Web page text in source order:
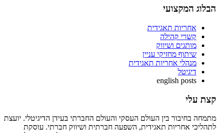
הבלוג המקצועי
אחריות תאגידית
קשרי קהילה
מותגים ושיווק
שיתוף מחזיקי עניין
מנהלי אחריות תאגידית
דיגיטל
english posts
קצת עלי
מתמחה בחיבור בין העולם העסקי והעולם החברתי בעידן הדיגיטלי. יועצת
לתהליכי אחריות תאגידית, השפעה חברתית ושיווק חברתי. עוסקת